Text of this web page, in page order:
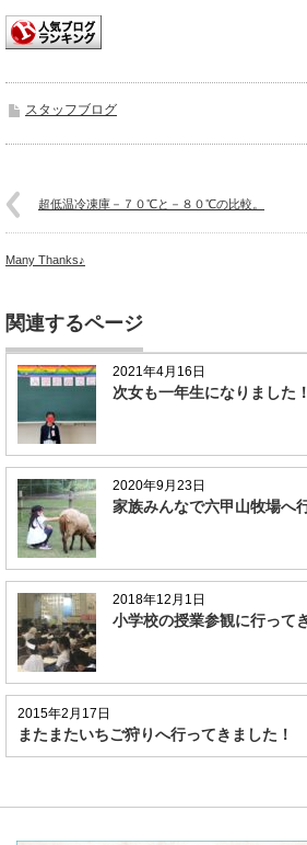
スタッフブログ
超低温冷凍庫－７０℃と－８０℃の比較。
Many Thanks♪
関連するページ
2021年4月16日
次女も一年生になりました
2020年9月23日
家族みんなで六甲山牧場へ
2018年12月1日
小学校の授業参観に行って
2015年2月17日
またまたいちご狩りへ行ってきました！